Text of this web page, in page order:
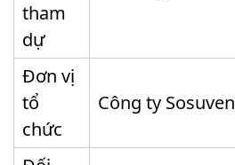
tham
dự
Đơn vị
tổ
chức
Công ty Sosuven